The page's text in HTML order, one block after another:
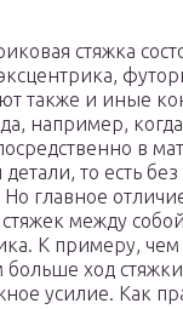
стяжка
также и иные
например,
в
то есть
главное
между
К примеру,
больше ход
усилие. Как